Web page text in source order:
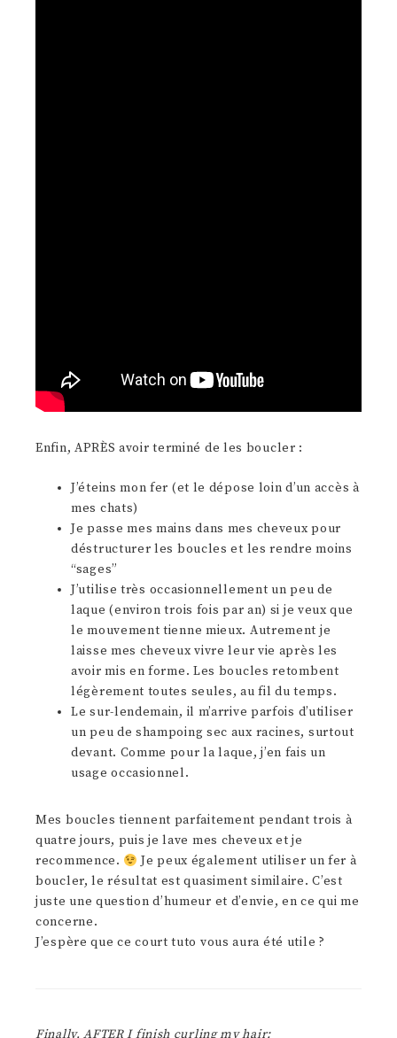
Enfin, APRÈS avoir terminé de les boucler :
J’éteins mon fer (et le dépose loin d’un accès à
mes chats)
Je passe mes mains dans mes cheveux pour
déstructurer les boucles et les rendre moins
“sages”
J’utilise très occasionnellement un peu de
laque (environ trois fois par an) si je veux que
le mouvement tienne mieux. Autrement je
laisse mes cheveux vivre leur vie après les
avoir mis en forme. Les boucles retombent
légèrement toutes seules, au fil du temps.
Le sur-lendemain, il m’arrive parfois d’utiliser
un peu de shampoing sec aux racines, surtout
devant. Comme pour la laque, j’en fais un
usage occasionnel.
Mes boucles tiennent parfaitement pendant trois à
quatre jours, puis je lave mes cheveux et je
recommence.
Je peux également utiliser un fer à
boucler, le résultat est quasiment similaire. C’est
juste une question d’humeur et d’envie, en ce qui me
concerne.
J’espère que ce court tuto vous aura été utile ?